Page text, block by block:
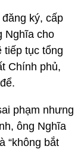
ký, cấp
Nghĩa cho
tiếp tục tổng
Chính phủ,
phạm nhưng
ông Nghĩa
“không bắt